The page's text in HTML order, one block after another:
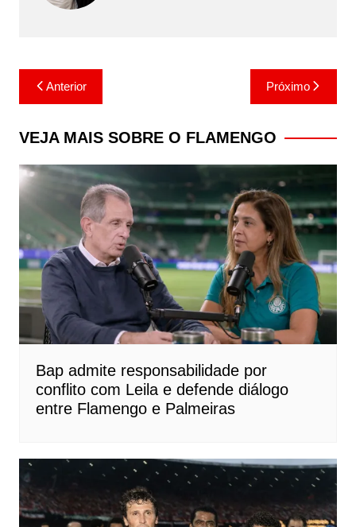
Navegação
de
Post
Anterior Próximo
VEJA MAIS SOBRE O FLAMENGO
Bap admite responsabilidade por
conflito com Leila e defende diálogo
entre Flamengo e Palmeiras